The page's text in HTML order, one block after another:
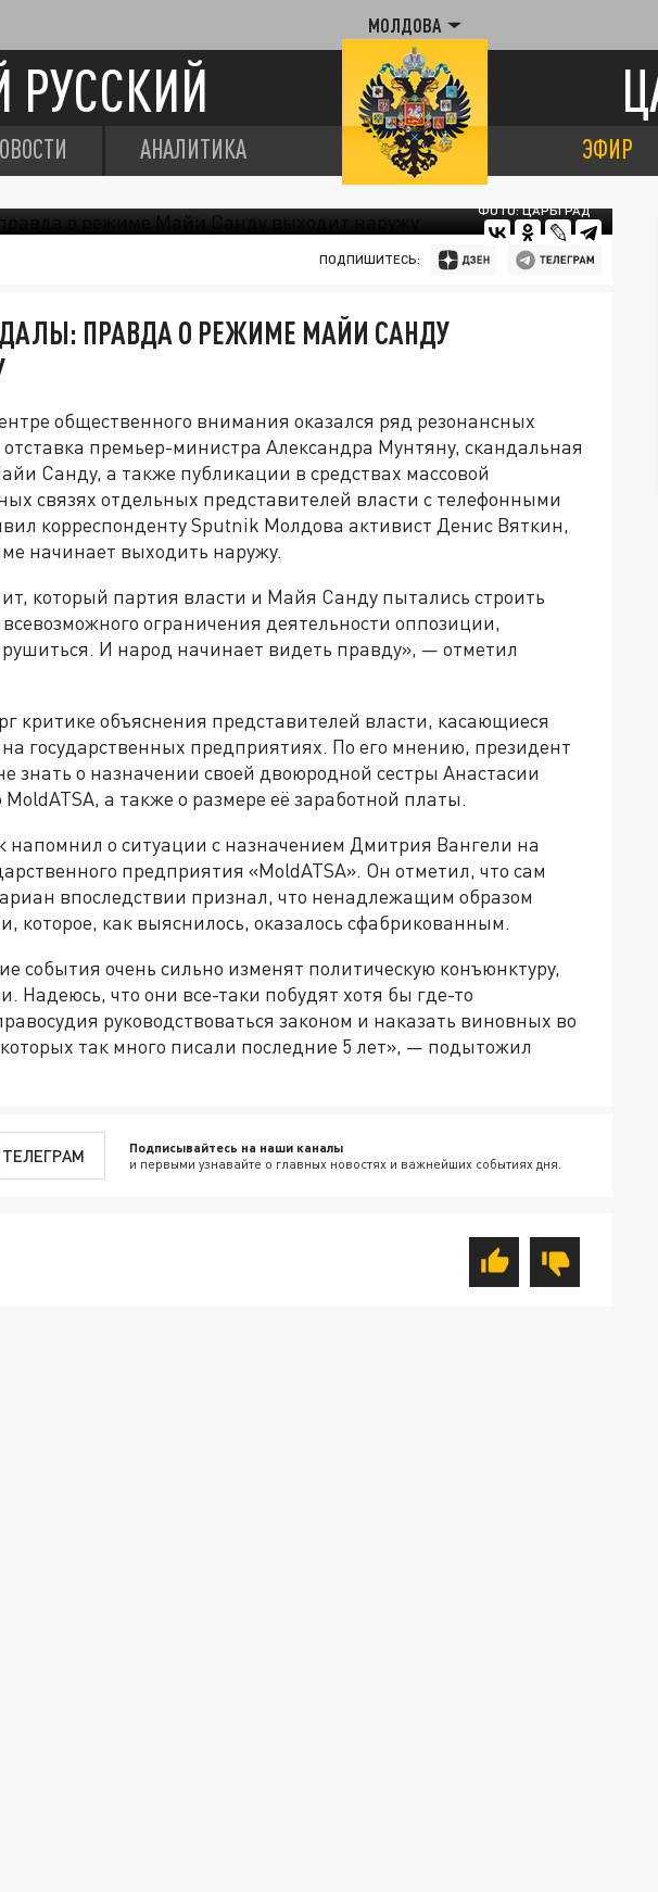
МОЛДОВА
РУССКИЙ
АНАЛИТИКА ЭФИР
ФОТО: ЦАРЬГРАД
ПОДПИШИТЕСЬ:
ПРАВДА О РЕЖИМЕ МАЙИ САНДУ
общественного внимания оказался ряд резонансных
премьер-министра Александра Мунтяну, скандальная
Санду, а также публикации в средствах массовой
связях отдельных представителей власти с телефонными
корреспонденту Sputnik Молдова активист Денис Вяткин,
начинает выходить наружу.
который партия власти и Майя Санду пытались строить
ограничения деятельности оппозиции,
И народ начинает видеть правду», — отметил
критике объяснения представителей власти, касающиеся
государственных предприятиях. По его мнению, президент
знать о назначении своей двоюродной сестры Анастасии
а также о размере её заработной платы.
напомнил о ситуации с назначением Дмитрия Вангели на
предприятия «MoldATSA». Он отметил, что сам
впоследствии признал, что ненадлежащим образом
которое, как выяснилось, оказалось сфабрикованным.
события очень сильно изменят политическую конъюнктуру,
Надеюсь, что они все-таки побудят хотя бы где-то
руководствоваться законом и наказать виновных во
так много писали последние 5 лет», — подытожил
ТЕЛЕГРАМ Подписывайтесь на наши каналы
и первыми узнавайте о главных новостях и важнейших событиях дня.